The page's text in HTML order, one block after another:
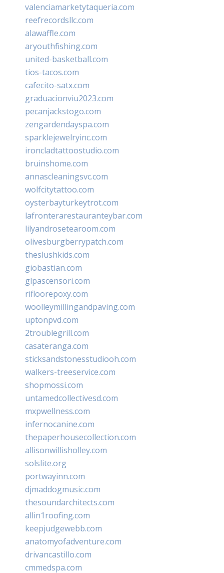
valenciamarketytaqueria.com
reefrecordsllc.com
alawaffle.com
aryouthfishing.com
united-basketball.com
tios-tacos.com
cafecito-satx.com
graduacionviu2023.com
pecanjackstogo.com
zengardendayspa.com
sparklejewelryinc.com
ironcladtattoostudio.com
bruinshome.com
annascleaningsvc.com
wolfcitytattoo.com
oysterbayturkeytrot.com
lafronterarestauranteybar.com
lilyandrosetearoom.com
olivesburgberrypatch.com
theslushkids.com
giobastian.com
glpascensori.com
rifloorepoxy.com
woolleymillingandpaving.com
uptonpvd.com
2troublegrill.com
casateranga.com
sticksandstonesstudiooh.com
walkers-treeservice.com
shopmossi.com
untamedcollectivesd.com
mxpwellness.com
infernocanine.com
thepaperhousecollection.com
allisonwillisholley.com
solslite.org
portwayinn.com
djmaddogmusic.com
thesoundarchitects.com
allin1roofing.com
keepjudgewebb.com
anatomyofadventure.com
drivancastillo.com
cmmedspa.com